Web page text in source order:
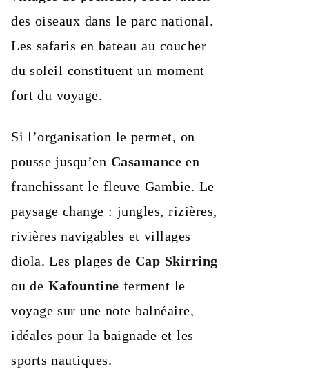
des oiseaux dans le parc national.
Les safaris en bateau au coucher
du soleil constituent un moment
fort du voyage.
Si l’organisation le permet, on
pousse jusqu’en Casamance en
franchissant le fleuve Gambie. Le
paysage change : jungles, rizières,
rivières navigables et villages
diola. Les plages de Cap Skirring
ou de Kafountine ferment le
voyage sur une note balnéaire,
idéales pour la baignade et les
sports nautiques.